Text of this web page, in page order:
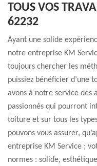
TOUS VOS
62232
Ayant une solide
notre entreprise KM
toujours chercher les
puissiez bénéficier d’une
avons à notre service des
passionnés qui pourront
toiture et sur tous les
pouvons vous assurer,
entreprise KM Service ;
normes : solide,